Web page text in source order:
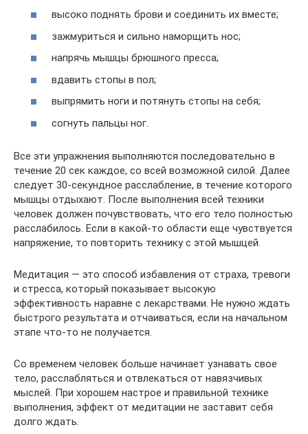
высоко поднять брови и соединить их вместе;
зажмуриться и сильно наморщить нос;
напрячь мышцы брюшного пресса;
вдавить стопы в пол;
выпрямить ноги и потянуть стопы на себя;
согнуть пальцы ног.
Все эти упражнения выполняются последовательно в
течение 20 сек каждое, со всей возможной силой. Далее
следует 30-секундное расслабление, в течение которого
мышцы отдыхают. После выполнения всей техники
человек должен почувствовать, что его тело полностью
расслабилось. Если в какой-то области еще чувствуется
напряжение, то повторить технику с этой мышцей.
Медитация — это способ избавления от страха, тревоги
и стресса, который показывает высокую
эффективность наравне с лекарствами. Не нужно ждать
быстрого результата и отчаиваться, если на начальном
этапе что-то не получается.
Со временем человек больше начинает узнавать свое
тело, расслабляться и отвлекаться от навязчивых
мыслей. При хорошем настрое и правильной технике
выполнения, эффект от медитации не заставит себя
долго ждать.